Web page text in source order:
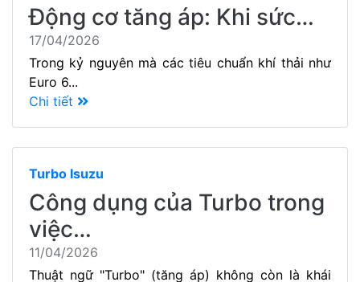
Động cơ tăng áp: Khi sức…
17/04/2026
Trong kỷ nguyên mà các tiêu chuẩn khí thải như
Euro 6...
Chi tiết
Turbo Isuzu
Công dụng của Turbo trong
việc…
11/04/2026
Thuật ngữ "Turbo" (tăng áp) không còn là khái